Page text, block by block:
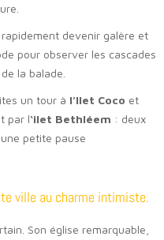
devenir galère et
pour observer les cascades
la balade.
un tour à l’Ilet Coco et
par l‘ilet Bethléem : deux
petite pause
ville au charme intimiste.
Son église remarquable,